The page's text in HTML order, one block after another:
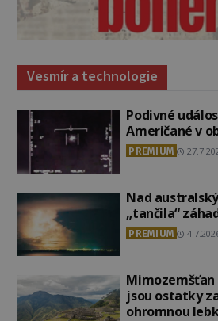
Vesmír a technologie
Podivné
Američané v
PREMIUM
Nad
„tančila“
PREMIUM
Mimozemšťan
jsou ostatky
ohromnou